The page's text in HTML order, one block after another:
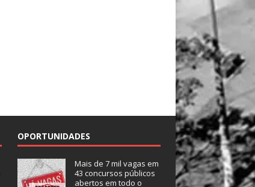
OPORTUNIDADES
Mais de 7 mil vagas em
43 concursos públicos
abertos em todo o